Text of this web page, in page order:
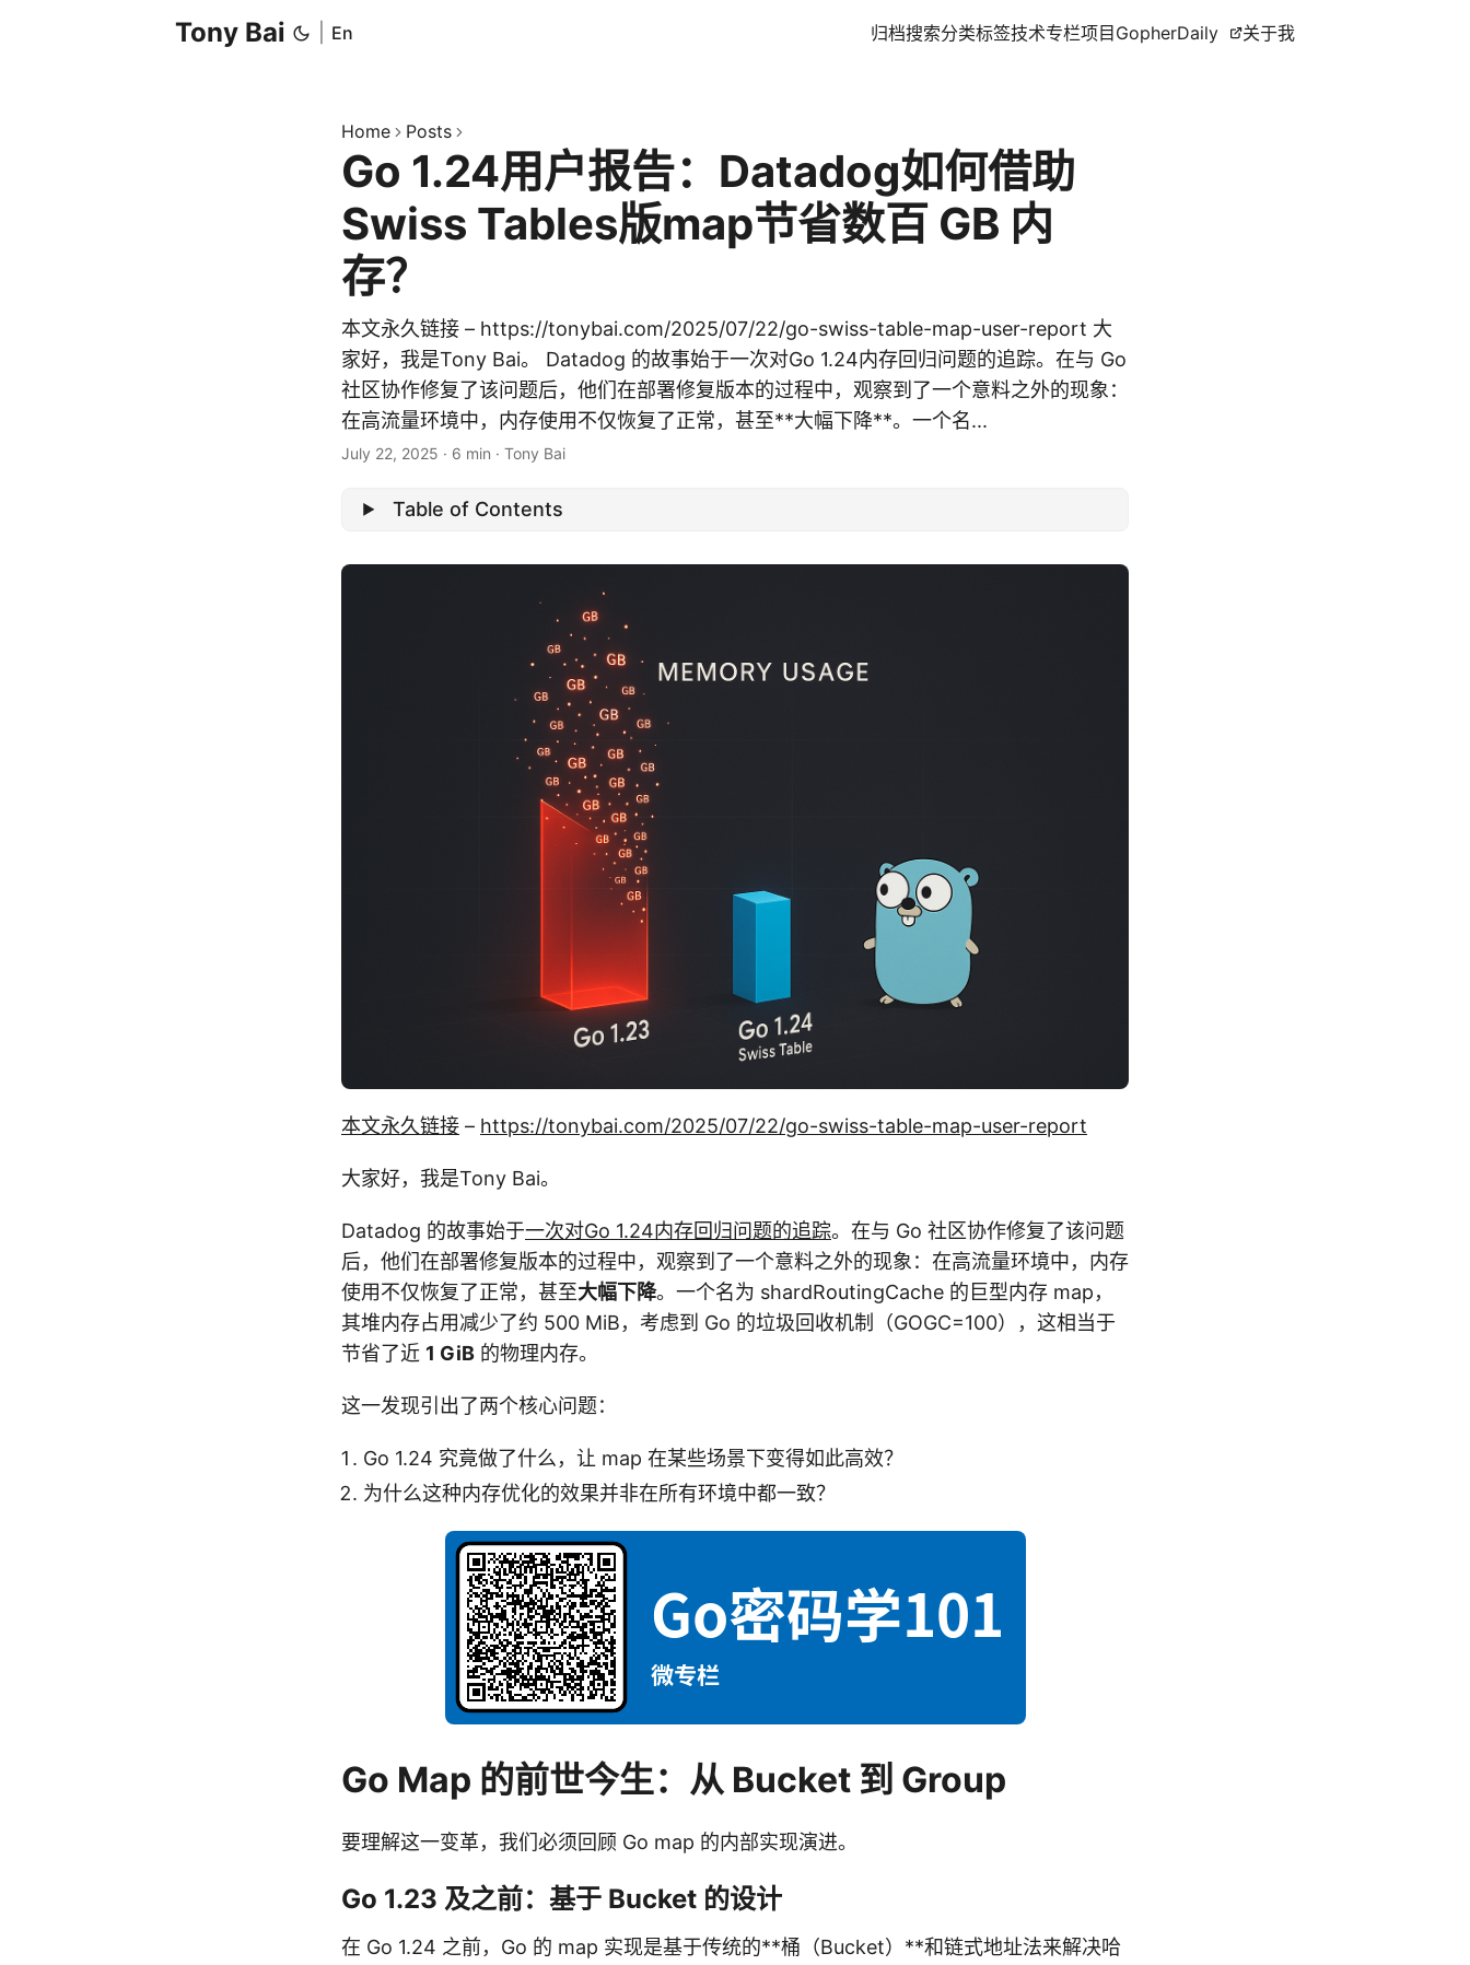
Tony Bai En 归档搜索分类标签技术专栏项目 GopherDaily 关于我
Home Posts
Go 1.24用户报告：Datadog如何借助
Swiss Tables版map节省数百 GB 内
存？
本文永久链接 – https://tonybai.com/2025/07/22/go-swiss-table-map-user-report 大
家好，我是Tony Bai。 Datadog 的故事始于一次对Go 1.24内存回归问题的追踪。在与 Go
社区协作修复了该问题后，他们在部署修复版本的过程中，观察到了一个意料之外的现象：
在高流量环境中，内存使用不仅恢复了正常，甚至**大幅下降**。一个名...
July 22, 2025 · 6 min · Tony Bai
Table of Contents
本文永久链接 – https://tonybai.com/2025/07/22/go-swiss-table-map-user-report
大家好，我是Tony Bai。
Datadog 的故事始于一次对Go 1.24内存回归问题的追踪。在与 Go 社区协作修复了该问题
后，他们在部署修复版本的过程中，观察到了一个意料之外的现象：在高流量环境中，内存
使用不仅恢复了正常，甚至大幅下降。一个名为 shardRoutingCache 的巨型内存 map，
其堆内存占用减少了约 500 MiB，考虑到 Go 的垃圾回收机制（GOGC=100），这相当于
节省了近 1 GiB 的物理内存。
这一发现引出了两个核心问题：
Go 1.24 究竟做了什么，让 map 在某些场景下变得如此高效？
为什么这种内存优化的效果并非在所有环境中都一致？
Go Map 的前世今生：从 Bucket 到 Group
要理解这一变革，我们必须回顾 Go map 的内部实现演进。
Go 1.23 及之前：基于 Bucket 的设计
在 Go 1.24 之前，Go 的 map 实现是基于传统的**桶（Bucket）**和链式地址法来解决哈